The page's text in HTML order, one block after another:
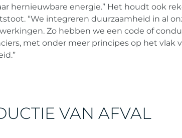
hernieuwbare energie.” Het houdt ook
“We integreren duurzaamheid in al
Zo hebben we een code of
met onder meer principes op het vlak
VAN AFVAL